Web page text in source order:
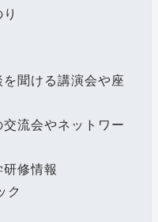
聞ける講演会や座
流会やネットワー
修情報
ク